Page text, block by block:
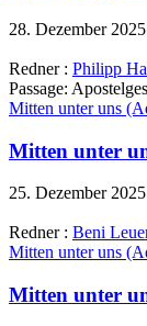
28. Dezember 2025
Redner : Philipp
Passage:
Mitten unter uns
Mitten unter
25. Dezember 2025
Redner : Beni
Mitten unter uns
Mitten unter